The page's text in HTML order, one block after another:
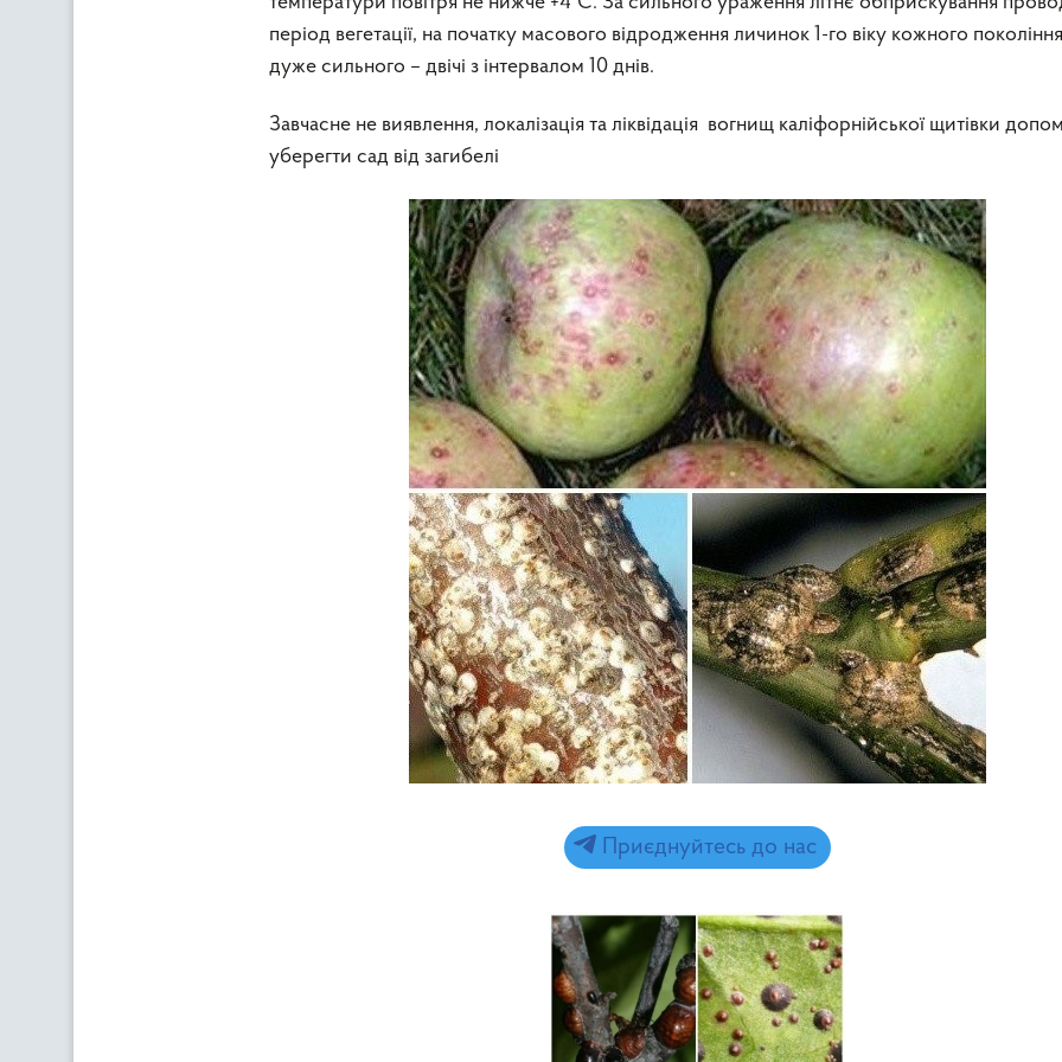
період вегетації, на початку масового відродження личинок 1-го віку кожного
дуже сильного – двічі з інтервалом 10 днів.
Завчасне не виявлення, локалізація та ліквідація вогнищ каліфорнійської щитівки
уберегти сад від загибелі
Приєднуйтесь до нас